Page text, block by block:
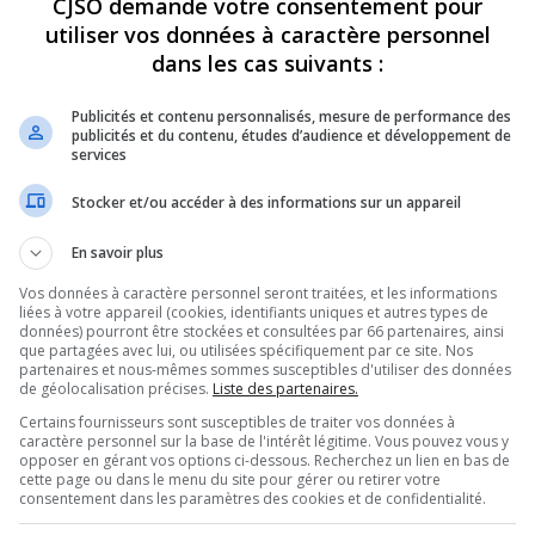
OPINION ÉMISSIONS CONCOURS
VISITEURS ET D’ARTISTES!
PARTAGEZ
Vielles – 20260706
les
flèches
haut/bas
pour
.
utiliser vos données à caractère personnel
dans les cas suivants :
Publicités et contenu personnalisés, mesure de performance des
publicités et du contenu, études d’audience et développement de
services
Stocker et/ou accéder à des informations sur un appareil
En savoir plus
Vos données à caractère personnel seront traitées, et les informations
liées à votre appareil (cookies, identifiants uniques et autres types de
données) pourront être stockées et consultées par 66 partenaires, ainsi
que partagées avec lui, ou utilisées spécifiquement par ce site. Nos
partenaires et nous-mêmes sommes susceptibles d'utiliser des données
de géolocalisation précises. Liste des partenaires.
Certains fournisseurs sont susceptibles de traiter vos données à
caractère personnel sur la base de l'intérêt légitime. Vous pouvez vous y
opposer en gérant vos options ci-dessous. Recherchez un lien en bas de
cette page ou dans le menu du site pour gérer ou retirer votre
consentement dans les paramètres des cookies et de confidentialité.